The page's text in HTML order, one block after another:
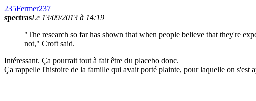
235Fermer237
spectrasLe 13/09/2013 à 14:19
"The research so far has shown that when people believe that they're
not," Croft said.
Intéressant. Ça pourrait tout à fait être du placebo donc.
Ça rappelle l'histoire de la famille qui avait porté plainte, pour laquelle on s'est